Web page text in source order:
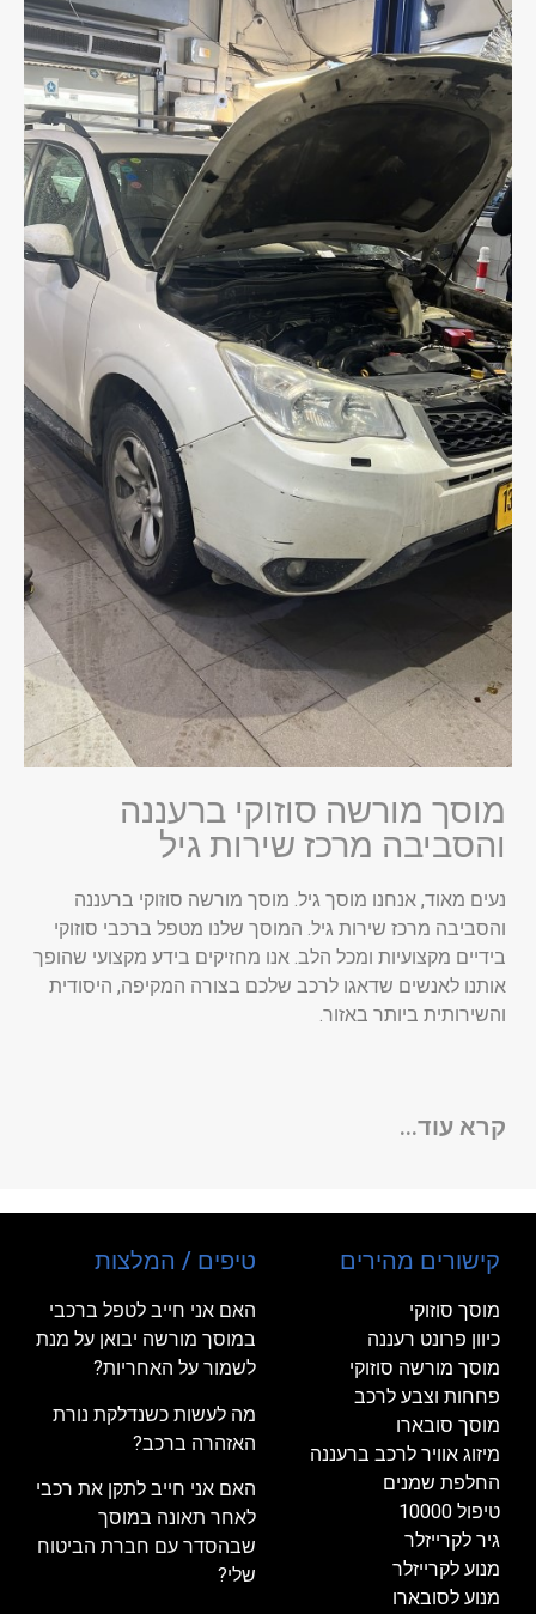
מוסך מורשה סוזוקי ברעננה
והסביבה מרכז שירות גיל
נעים מאוד, אנחנו מוסך גיל. מוסך מורשה סוזוקי ברעננה
והסביבה מרכז שירות גיל. המוסך שלנו מטפל ברכבי סוזוקי
בידיים מקצועיות ומכל הלב. אנו מחזיקים בידע מקצועי שהופך
אותנו לאנשים שדאגו לרכב שלכם בצורה המקיפה, היסודית
והשירותית ביותר באזור.
קרא עוד...
קישורים מהירים
מוסך סוזוקי
כיוון פרונט רעננה
מוסך מורשה סוזוקי
פחחות וצבע לרכב
מוסך סובארו
מיזוג אוויר לרכב ברעננה
החלפת שמנים
טיפול 10000
גיר לקרייזלר
מנוע לקרייזלר
מנוע לסובארו
טיפים / המלצות
האם אני חייב לטפל ברכבי
במוסך מורשה יבואן על מנת
לשמור על האחריות?
מה לעשות כשנדלקת נורת
האזהרה ברכב?
האם אני חייב לתקן את רכבי
לאחר תאונה במוסך
שבהסדר עם חברת הביטוח
שלי?